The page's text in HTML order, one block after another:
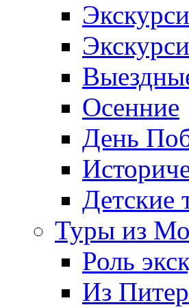
Осенние
День
Детские
Туры из
Роль
Из